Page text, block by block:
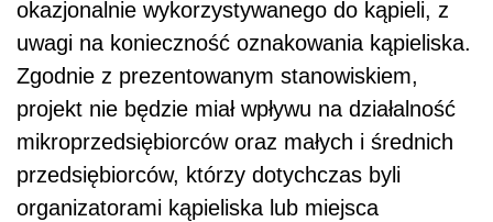
okazjonalnie wykorzystywanego do kąpieli, z
uwagi na konieczność oznakowania kąpieliska.
Zgodnie z prezentowanym stanowiskiem,
projekt nie będzie miał wpływu na działalność
mikroprzedsiębiorców oraz małych i średnich
przedsiębiorców, którzy dotychczas byli
organizatorami kąpieliska lub miejsca